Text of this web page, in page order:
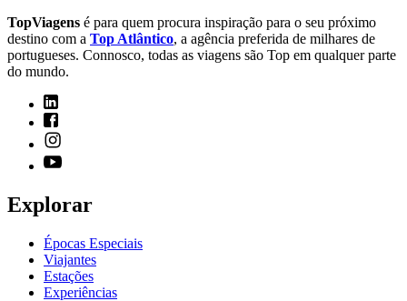
TopViagens é para quem procura inspiração para o seu próximo
destino com a Top Atlântico, a agência preferida de milhares de
portugueses. Connosco, todas as viagens são Top em qualquer parte
do mundo.
Explorar
Épocas Especiais
Viajantes
Estações
Experiências